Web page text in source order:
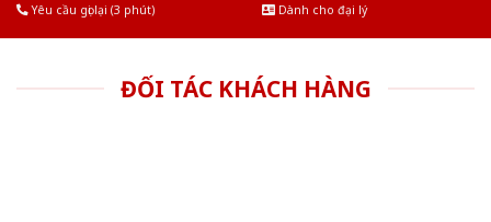
Yêu cầu gọi lại (3 phút)
Dành cho đại lý
ĐỐI TÁC KHÁCH HÀNG